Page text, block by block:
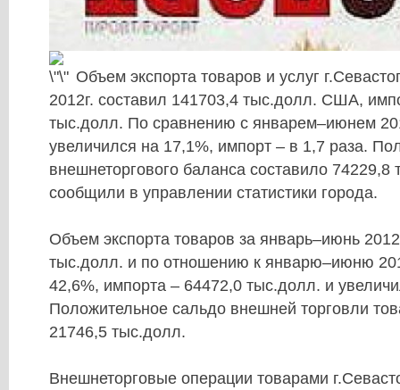
Объем экспорта товаров и услуг
2012г. составил 141703,4 тыс.долл. США,
тыс.долл. По сравнению с январем–июнем
увеличился на 17,1%, импорт – в 1,7 раза.
внешнеторгового баланса составило
сообщили в управлении статистики города.
Объем экспорта товаров за январь–июнь
тыс.долл. и по отношению к январю–июню
42,6%, импорта – 64472,0 тыс.долл. и
Положительное сальдо внешней торговли
21746,5 тыс.долл.
Внешнеторговые операции товарами